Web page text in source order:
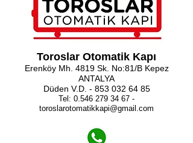
Toroslar Otomatik Kapı
Erenköy Mh. 4819 Sk. No:81/B Kepez
ANTALYA
Düden V.D. - 853 032 64 85
Tel: 0.546 279 34 67 -
toroslarotomatikkapi@gmail.com